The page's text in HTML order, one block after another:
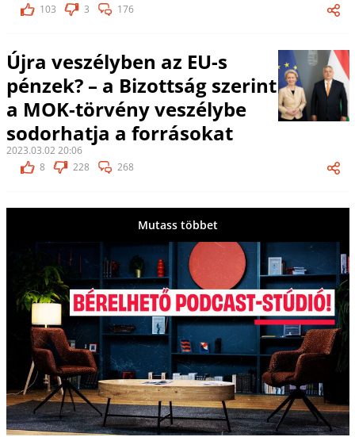
103
3 176
Újra veszélyben az EU-s
pénzek? – a Bizottság szerint
a MOK-törvény veszélybe
sodorhatja a forrásokat
2023.03.02 20:06
8
228 268
Mutass többet